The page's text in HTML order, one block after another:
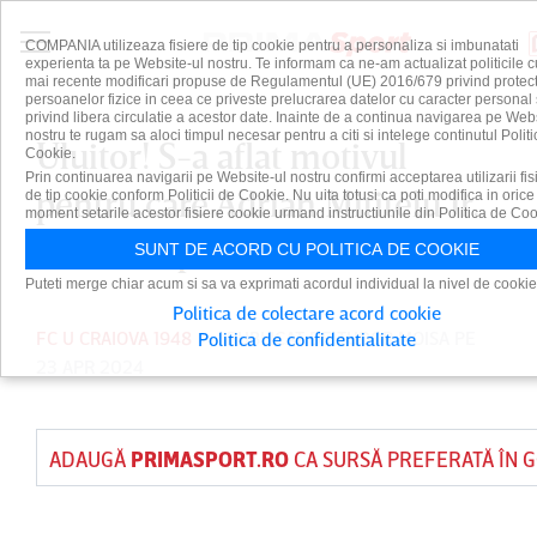
Uluitor! S-a aflat motivul
pentru care Adrian Mititelu Jr.
a făcut supradoza
PUBLICAT DETUDOR MOISA
ADAUGĂ PRIMASPORT.ROCA SURSĂ PREFERATĂ ÎN
COMPANIA utilizeaza fisiere de tip cookie pentru a personaliza si imbunatati
experienta ta pe Website-ul nostru. Te informam ca ne-am actualizat politicile
mai recente modificari propuse de Regulamentul (UE) 2016/679 privind
persoanelor fizice in ceea ce priveste prelucrarea datelor cu caracter personal
privind libera circulatie a acestor date. Inainte de a continua navigarea pe
nostru te rugam sa aloci timpul necesar pentru a citi si intelege continutul
Cookie.
Prin continuarea navigarii pe Website-ul nostru confirmi acceptarea utilizarii
de tip cookie conform Politicii de Cookie. Nu uita totusi ca poti modifica in orice
moment setarile acestor fisiere cookie urmand instructiunile din Politica de
SUNT DE ACORD CU POLITICA DE COOKIE
Puteti merge chiar acum si sa va exprimati acordul individual la nivel de
Politica de colectare acord cookie
Politica de confidentialitate